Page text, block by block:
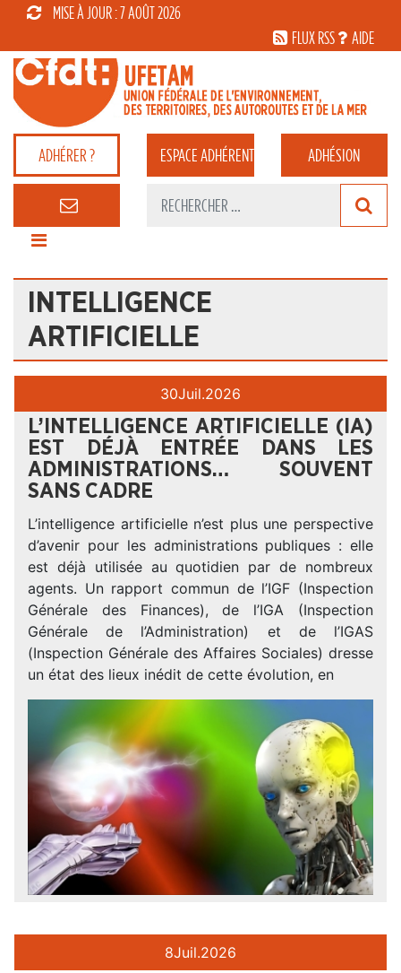
MISE À JOUR : 7 AOÛT 2026
FLUX RSS
AIDE
ADHÉRER ? ESPACEADHÉRENT ADHÉSION
INTELLIGENCE
ARTIFICIELLE
30Juil.2026
L’INTELLIGENCE ARTIFICIELLE (IA)
EST DÉJÀ ENTRÉE DANS LES
ADMINISTRATIONS… SOUVENT
SANS CADRE
L’intelligence artificielle n’est plus une perspective
d’avenir pour les administrations publiques : elle
est déjà utilisée au quotidien par de nombreux
agents. Un rapport commun de l’IGF (Inspection
Générale des Finances), de l’IGA (Inspection
Générale de l’Administration) et de l’IGAS
(Inspection Générale des Affaires Sociales) dresse
un état des lieux inédit de cette évolution, en
8Juil.2026